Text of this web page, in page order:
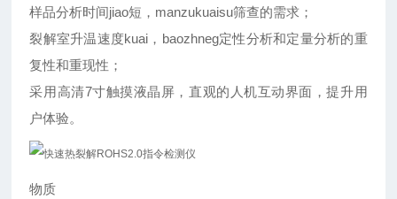
样品分析时间jiao短，manzukuaisu筛查的需求；
裂解室升温速度kuai，baozhneg定性分析和定量分析的重
复性和重现性；
采用高清7寸触摸液晶屏，直观的人机互动界面，提升用
户体验。
物质